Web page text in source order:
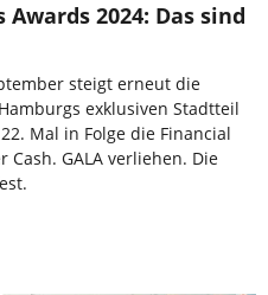
2024: Das sind
steigt erneut die
exklusiven Stadtteil
Mal in Folge die Financial
Cash. GALA verliehen. Die